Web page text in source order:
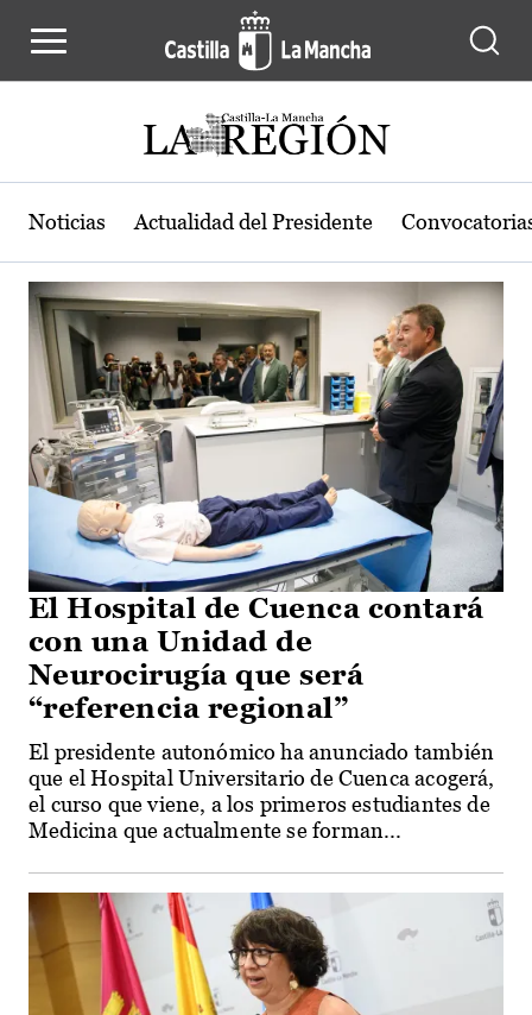
Actualidad de la región de Castilla-
Noticias Actualidad del Presidente
El Hospital de Cuenca contará
con una Unidad de
Neurocirugía que será
“referencia regional”
El presidente autonómico ha anunciado también
que el Hospital Universitario de Cuenca acogerá,
el curso que viene, a los primeros estudiantes de
Medicina que actualmente se forman...